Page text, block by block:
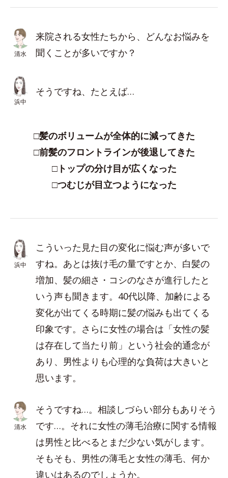
清水
来院される女性たちから、どんなお悩みを
聞くことが多いですか？
浜中
そうですね、たとえば…
□髪のボリュームが全体的に減ってきた
□前髪のフロントラインが後退してきた
□トップの分け目が広くなった
□つむじが目立つようになった
浜中
こういった見た目の変化に悩む声が多いで
すね。あとは抜け毛の量ですとか、白髪の
増加、髪の細さ・コシのなさが進行したと
いう声も聞きます。40代以降、加齢による
変化が出てくる時期に髪の悩みも出てくる
印象です。さらに女性の場合は「女性の髪
は存在して当たり前」という社会的通念が
あり、男性よりも心理的な負荷は大きいと
思います。
清水
そうですね…。相談しづらい部分もありそう
です…。それに女性の薄毛治療に関する情報
は男性と比べるとまだ少ない気がします。
そもそも、男性の薄毛と女性の薄毛、何か
違いはあるのでしょうか。